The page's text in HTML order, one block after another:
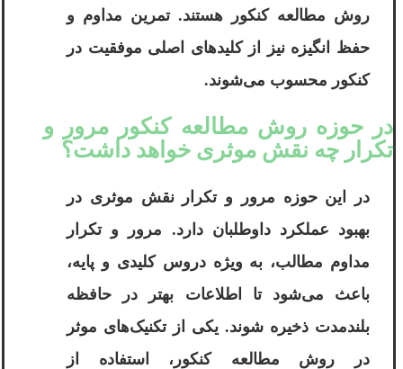
روش مطالعه کنکور هستند. تمرین مداوم و
حفظ انگیزه نیز از کلیدهای اصلی موفقیت در
کنکور محسوب می‌شوند.
در حوزه روش مطالعه کنکور مرور و
تکرار چه نقش موثری خواهد داشت؟
در این حوزه مرور و تکرار نقش موثری در
بهبود عملکرد داوطلبان دارد. مرور و تکرار
مداوم مطالب، به ویژه دروس کلیدی و پایه،
باعث می‌شود تا اطلاعات بهتر در حافظه
بلندمدت ذخیره شوند. یکی از تکنیک‌های موثر
در روش مطالعه کنکور، استفاده از